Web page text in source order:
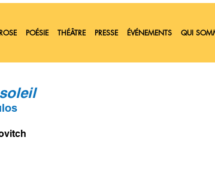
POÉSIE THÉÂTRE PRESSE ÉVÉNEMENTS QUI